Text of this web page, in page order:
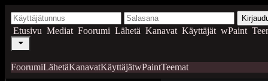
Etusivu Mediat Foorumi Lähetä Kanavat Käyttäjät wPaint
FoorumiLähetäKanavatKäyttäjätwPaintTeemat